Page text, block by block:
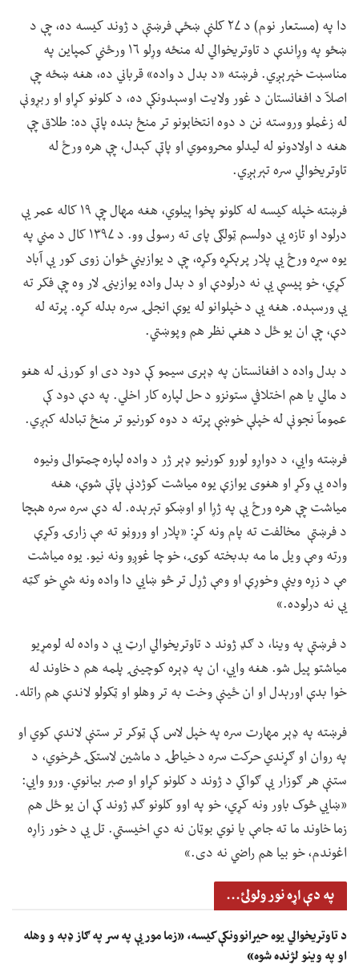
دا په (مستعار نوم) د ۲۷ کلنې ښځې فرښتې د ژوند کیسه ده، چې د
ښځو په وړاندې د تاوتریخوالي له منځه وړلو ۱۶ ورځني کمپاین په
مناسبت خپرېږي. فرښته «د بدل د واده» قرباني ده، هغه ښځه چې
اصلآ د افغانستان د غور ولایت اوسېدونکې ده، د کلونو کړاو او ربړونې
له زغملو وروسته نن د دوه انتخابونو تر منځ بنده پاتې ده: طلاق چې
هغه د اولادونو له لیدلو محروموي او پاتې کېدل، چې هره ورځ له
تاوتریخوالي سره تېرېږي.
فرښته خپله کیسه له کلونو پخوا پیلوي، هغه مهال چې ۱۹ کاله عمر یې
درلود او تازه یې دولسم ټولګی پای ته رسولی وو. د ۱۳۹۷ کال د مني په
یوه سړه ورځ یې پلار پرېکړه وکړه، چې د یوازیني ځوان زوی کور یې آباد
کړي، خو پیسې یې نه درلودې او د بدل واده یوازینۍ لار وه چې فکر ته
یې ورسېده. هغه یې د خپلوانو له یوې انجلۍ سره بدله کړه. پرته له
دې، چې ان یو ځل د هغې نظر هم وپوښتي.
د بدل واده د افغانستان په ډېری سیمو کې دود دی او کورنۍ له هغو
د مالي یا هم اختلافي ستونزو د حل لپاره کار اخلي. په دې دود کې
عمومآ نجونې له خپلې خوښې پرته د دوه کورنیو تر منځ تبادله کېږي.
فرښته وايي، د دواړو لورو کورنیو ډېر ژر د واده لپاره چمتوالی ونیوه
واده یې وکړ او هغوی یوازې یوه میاشت کوژدنې پاتې شوې، هغه
میاشت چې هره ورځ یې په ژړا او اوښکو تېرېده. له دې سره سره هېچا
د فرښتې مخالفت ته پام ونه کړ: «پلار او وروڼو ته مې زارۍ وکړې
ورته ومې ویل ما مه بدبخته کوۍ، خو چا غوږو ونه نیو. یوه میاشت
مې د زړه وینې وخوړې او ومې ژړل تر څو ښايي دا واده ونه شي خو ګټه
یې نه درلوده.»
د فرښتې په وینا، د ګډ ژوند د تاوتریخوالي ارټ یې د واده له لومړیو
میاشتو پیل شو. هغه وايي، ان په ډېره کوچینۍ پلمه هم د خاوند له
خوا بدې اورېدل او ان ځینې وخت به تر وهلو او ټکولو لاندې هم راتله.
فرښته په ډېر مهارت سره په خپل لاس کې ټوکر تر ستنې لاندې کوي او
په روان او ګړندي حرکت سره د خیاطۍ د ماشین لاستکۍ څرخوي، د
ستنې هر ګوزار یې ګواکي د ژوند د کلونو کړاو او صبر بیانوي. ورو وايي:
«ښايي څوک باور ونه کړي، خو په اوو کلونو ګډ ژوند کې ان یو ځل هم
زما خاوند ما ته جامې یا نوي بوټان نه دي اخیستي. تل یې د خور زاړه
اغوندم، خو بیا هم راضي نه دی.»
په دې اړه نور ولولئ...
د تاوتریخوالي یوه حیرانوونکې کیسه، «زما مور یې په سر په ګاز ډبه و وهله
او په وینو لژنده شوه»